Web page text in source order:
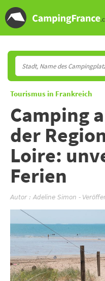
Tourismus in Frankreich
Camping
der
Loire:
Ferien
Autor :Adeline Simon -